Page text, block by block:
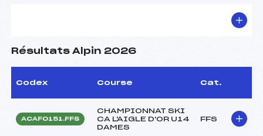
Résultats Alpin 2026
Codex Course Cat.
ACAF0151.FFS
CHAMPIONNAT SKI
CA L'AIGLE D'OR U14
DAMES
FFS